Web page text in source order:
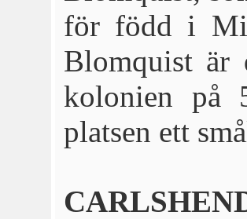
för född i
Blomquist är
kolonien på
platsen ett